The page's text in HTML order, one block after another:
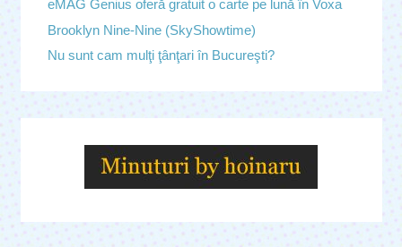
eMAG Genius oferă gratuit o carte pe lună în Voxa
Brooklyn Nine-Nine (SkyShowtime)
Nu sunt cam mulţi ţânţari în Bucureşti?